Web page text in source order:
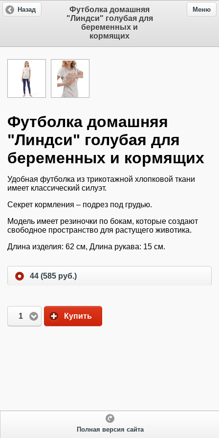
Футболка домашняя
"Линдси" голубая для
беременных и
кормящих
Назад Меню
Футболка домашняя
"Линдси" голубая для
беременных и кормящих
Удобная футболка из трикотажной хлопковой ткани
имеет классический силуэт.
Секрет кормления – подрез под грудью.
Модель имеет резиночки по бокам, которые создают
свободное пространство для растущего животика.
Длина изделия: 62 см, Длина рукава: 15 см.
44 (585 руб.)
1 Купить
Полная версия сайта